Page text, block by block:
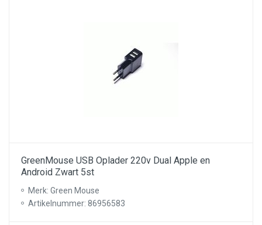
GreenMouse USB Oplader 220v Dual Apple en
Android Zwart 5st
Merk: Green Mouse
Artikelnummer: 86956583